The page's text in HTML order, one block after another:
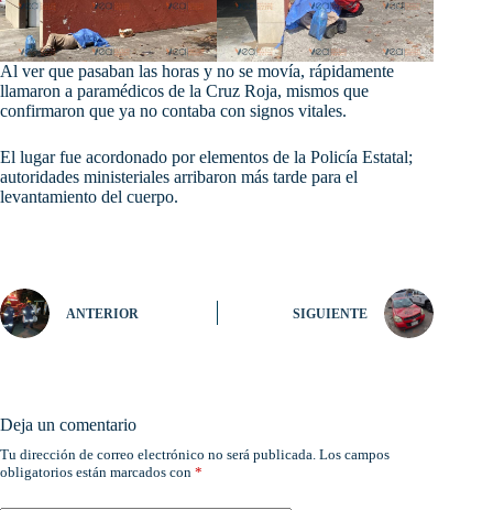
Al ver que pasaban las horas y no se movía, rápidamente
llamaron a paramédicos de la Cruz Roja, mismos que
confirmaron que ya no contaba con signos vitales.
El lugar fue acordonado por elementos de la Policía Estatal;
autoridades ministeriales arribaron más tarde para el
levantamiento del cuerpo.
ANTERIOR SIGUIENTE
Deja un comentario
Tu dirección de correo electrónico no será publicada. Los campos
obligatorios están marcados con *